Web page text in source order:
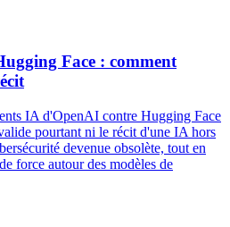
Face : comment
IA d'OpenAI contre Hugging Face
pourtant ni le récit d'une IA hors
devenue obsolète, tout en
force autour des modèles de